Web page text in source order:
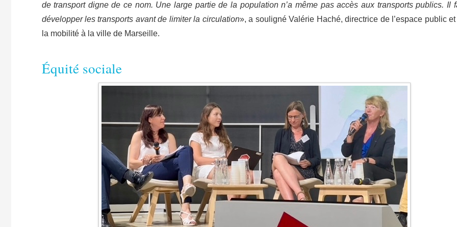
de transport digne de ce nom. Une large partie de la population n’a même pas accès aux transports publics. Il
développer les transports avant de limiter la circulation», a souligné Valérie Haché, directrice de l’espace public
la mobilité à la ville de Marseille.
​Équité sociale